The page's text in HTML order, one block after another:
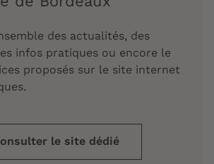
des actualités, des
infos pratiques ou encore le
proposés sur le site internet
le site dédié